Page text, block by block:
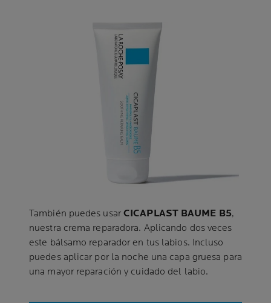
También puedes usar CICAPLAST BAUME B5,
nuestra crema reparadora. Aplicando dos veces
este bálsamo reparador en tus labios. Incluso
puedes aplicar por la noche una capa gruesa para
una mayor reparación y cuidado del labio.